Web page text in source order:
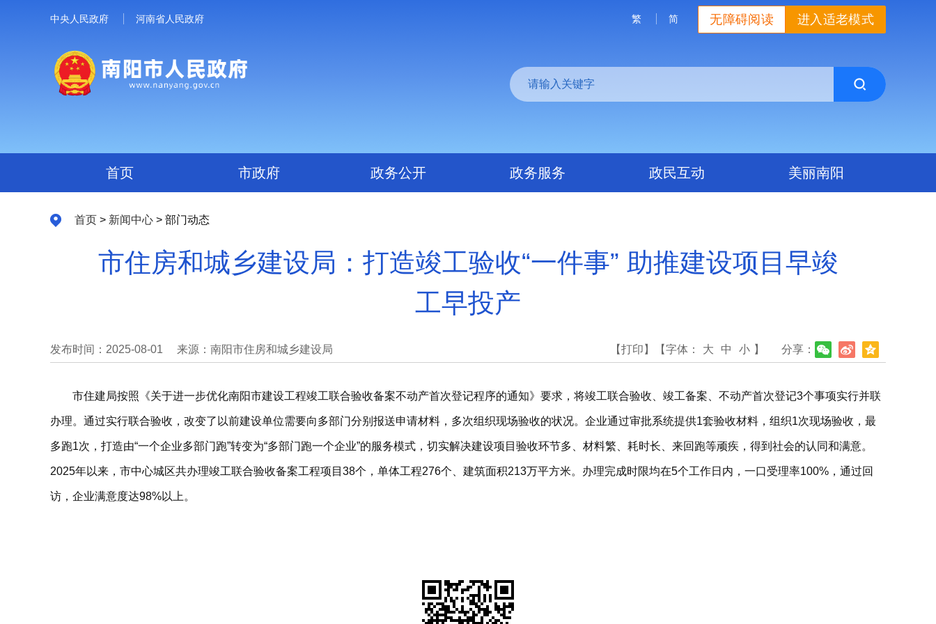
中央人民政府 河南省人民政府 进入适老模式
无障碍阅读
繁 简
首页 市政府 政务公开 政务服务 政民互动 美丽南阳
首页 > 新闻中心 > 部门动态
市住房和城乡建设局：打造竣工验收“一件事” 助推建设项目早竣
工早投产
发布时间：2025-08-01 来源：南阳市住房和城乡建设局 分享：
【打印】 【字体： 大 中 小 】
市住建局按照《关于进一步优化南阳市建设工程竣工联合验收备案不动产首次登记程序的通知》要求，将竣工联合验收、竣工备案、不动产首次登记3个事项实行并联
办理。通过实行联合验收，改变了以前建设单位需要向多部门分别报送申请材料，多次组织现场验收的状况。企业通过审批系统提供1套验收材料，组织1次现场验收，最
多跑1次，打造由“一个企业多部门跑”转变为“多部门跑一个企业”的服务模式，切实解决建设项目验收环节多、材料繁、耗时长、来回跑等顽疾，得到社会的认同和满意。
2025年以来，市中心城区共办理竣工联合验收备案工程项目38个，单体工程276个、建筑面积213万平方米。办理完成时限均在5个工作日内，一口受理率100%，通过回
访，企业满意度达98%以上。